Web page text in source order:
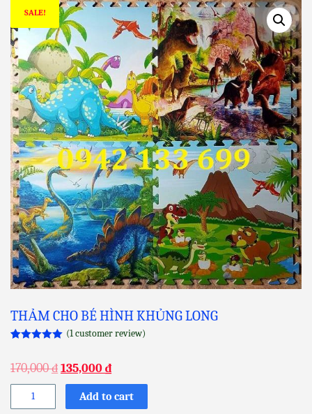
SALE!
THẢM CHO BÉ HÌNH KHỦNG LONG
based on
rating
(1customer review)
170,000₫ 135,000 ₫
Thảm
Add to cart